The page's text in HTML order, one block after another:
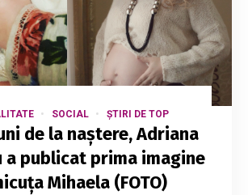
SOCIAL ȘTIRI DE TOP
de la naștere, Adriana
a publicat prima imagine
Mihaela (FOTO)